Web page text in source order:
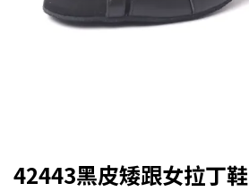
42443黑皮矮跟女拉丁鞋